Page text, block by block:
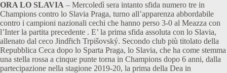
ORA LO SLAVIA – Mercoledì sera intanto sfida numero tre in
Champions contro lo Slavia Praga, turno all’apparenza abbordabile
contro i campioni nazionali cechi che hanno perso 3-0 al Meazza con
l’Inter la partita precedente . E’ la prima sfida assoluta con lo Slavia,
allenato dal ceco Jindřich Trpišovský. Secondo club più titolato della
Repubblica Ceca dopo lo Sparta Praga, lo Slavia, che ha come stemma
una stella rossa a cinque punte torna in Champions dopo 6 anni, dalla
partecipazione nella stagione 2019-20, la prima della Dea in